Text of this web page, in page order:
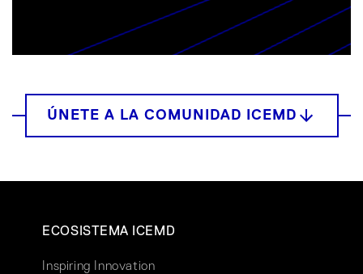
ECOSISTEMA ICEMD
Inspiring Innovation